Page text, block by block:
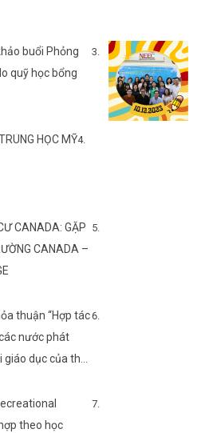
buổi Phỏng
quỹ học bổng
HỌC MỸ
CANADA: GẶP
CANADA –
thuận “Hợp tác
nước phát
dục của thế
theo học